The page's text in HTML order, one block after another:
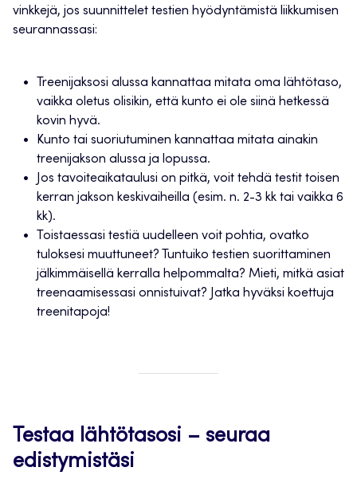
vinkkejä, jos suunnittelet testien hyödyntämistä liikkumisen
seurannassasi:
Treenijaksosi alussa kannattaa mitata oma lähtötaso,
vaikka oletus olisikin, että kunto ei ole siinä hetkessä
kovin hyvä.
Kunto tai suoriutuminen kannattaa mitata ainakin
treenijakson alussa ja lopussa.
Jos tavoiteaikataulusi on pitkä, voit tehdä testit toisen
kerran jakson keskivaiheilla (esim. n. 2-3 kk tai vaikka 6
kk).
Toistaessasi testiä uudelleen voit pohtia, ovatko
tuloksesi muuttuneet? Tuntuiko testien suorittaminen
jälkimmäisellä kerralla helpommalta? Mieti, mitkä asiat
treenaamisessasi onnistuivat? Jatka hyväksi koettuja
treenitapoja!
Testaa lähtötasosi – seuraa
edistymistäsi